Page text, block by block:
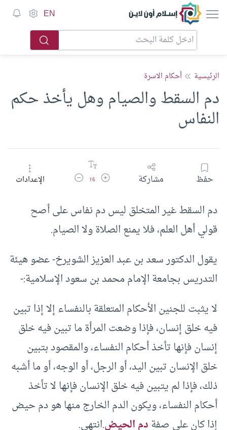
إسلام أون لاين EN
الرئيسية أحكام الاسرة
دم السقط والصيام وهل يأخذ حكم
النفاس
حفظ مشاركة زيادة حجم الخط
16 تقليل حجم الخطالإعدادات
دم السقط غير المتخلق ليس دم نفاس على أصح
قولي أهل العلم، فلا يمنع الصلاة ولا الصيام.
يقول الدكتور سعد بن عبد العزيز الشويرخ- عضو هيئة
التدريس بجامعة الإمام محمد بن سعود الإسلامية:-
لا يثبت للجنين الأحكام المتعلقة بالنفساء إلا إذا تبين
فيه خلق إنسان، فإذا وضعت المرأة ما تبين فيه خلق
إنسان فإنها تأخذ أحكام النفساء، والمقصود بتبين
خلق الإنسان تبين اليد، أو الرجل، أو الوجه، أو ما أشبه
ذلك، فإذا لم يتبين فيه خلق الإنسان فإنها لا تأخذ
أحكام النفساء، ويكون الدم الخارج منها هو دم حيض
إذا كان على صفةدم الحيض.انتهى.